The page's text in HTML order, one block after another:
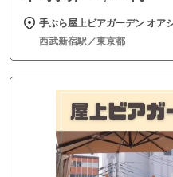
手ぶら屋上ビアガーデン オア
西武新宿駅／東京都